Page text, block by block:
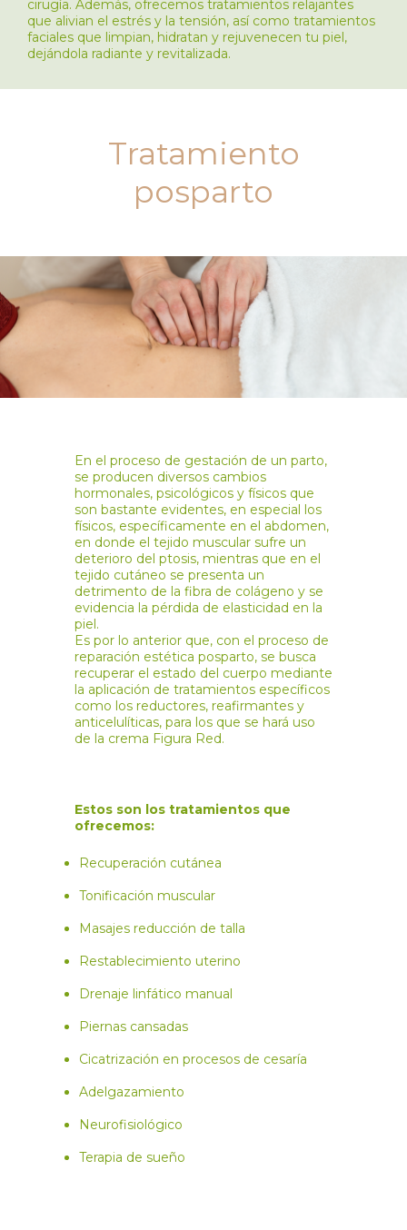
cirugía. Además, ofrecemos tratamientos relajantes
que alivian el estrés y la tensión, así como tratamientos
faciales que limpian, hidratan y rejuvenecen tu piel,
dejándola radiante y revitalizada.
Tratamiento
posparto
En el proceso de gestación de un parto,
se producen diversos cambios
hormonales, psicológicos y físicos que
son bastante evidentes, en especial los
físicos, específicamente en el abdomen,
en donde el tejido muscular sufre un
deterioro del ptosis, mientras que en el
tejido cutáneo se presenta un
detrimento de la fibra de colágeno y se
evidencia la pérdida de elasticidad en la
piel.
Es por lo anterior que, con el proceso de
reparación estética posparto, se busca
recuperar el estado del cuerpo mediante
la aplicación de tratamientos específicos
como los reductores, reafirmantes y
anticelulíticas, para los que se hará uso
de la crema Figura Red.
Estos son los tratamientos que
ofrecemos:
Recuperación cutánea
Tonificación muscular
Masajes reducción de talla
Restablecimiento uterino
Drenaje linfático manual
Piernas cansadas
Cicatrización en procesos de cesaría
Adelgazamiento
Neurofisiológico
Terapia de sueño